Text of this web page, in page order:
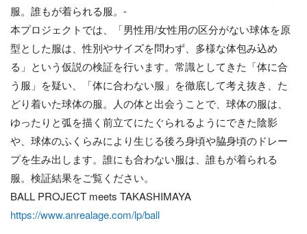
服。誰もが着られる服。-
本プロジェクトでは、「男性用/女性用の区分がない球体を原
型とした服は、性別やサイズを問わず、多様な体包み込め
る」という仮説の検証を行います。常識としてきた「体に合
う服」を疑い、「体に合わない服」を徹底して考え抜き、た
どり着いた球体の服。人の体と出会うことで、球体の服は、
ゆったりと弧を描く前立てにたぐられるようにできた陰影
や、球体のふくらみにより生じる後ろ身頃や脇身頃のドレー
プを生み出します。誰にも合わない服は、誰もが着られる
服。検証結果をご覧ください。
BALL PROJECT meets TAKASHIMAYA
https://www.anrealage.com/lp/ball